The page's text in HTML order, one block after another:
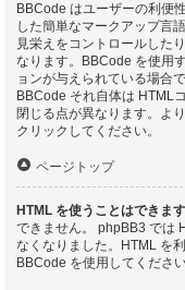
BBCode はユーザーの利便
した簡単なマークアップ言
見栄えをコントロールした
なります。BBCode を使用
ョンが与えられている場合
BBCode それ自体は HTML
閉じる点が異なります。よ
クリックしてください。
ページトップ
HTML を使うことはできま
できません。 phpBB3 では
なくなりました。HTML を
BBCode を使用してください